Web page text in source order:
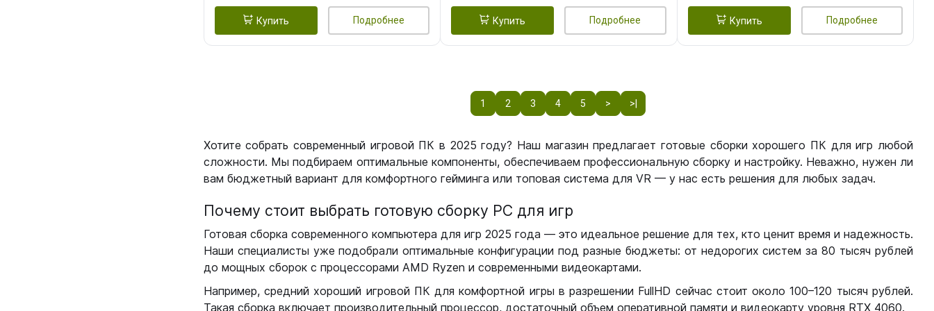
Купить Подробнее Купить Подробнее Купить Подробнее
1 2 3 4 5 > >|
Хотите собрать современный игровой ПК в 2025 году? Наш магазин предлагает готовые сборки хорошего ПК для игр любой
сложности. Мы подбираем оптимальные компоненты, обеспечиваем профессиональную сборку и настройку. Неважно, нужен ли
вам бюджетный вариант для комфортного гейминга или топовая система для VR — у нас есть решения для любых задач.
Почему стоит выбрать готовую сборку РС для игр
Готовая сборка современного компьютера для игр 2025 года — это идеальное решение для тех, кто ценит время и надежность.
Наши специалисты уже подобрали оптимальные конфигурации под разные бюджеты: от недорогих систем за 80 тысяч рублей
до мощных сборок с процессорами AMD Ryzen и современными видеокартами.
Например, средний хороший игровой ПК для комфортной игры в разрешении FullHD сейчас стоит около 100–120 тысяч рублей.
Такая сборка включает производительный процессор, достаточный объем оперативной памяти и видеокарту уровня RTX 4060.